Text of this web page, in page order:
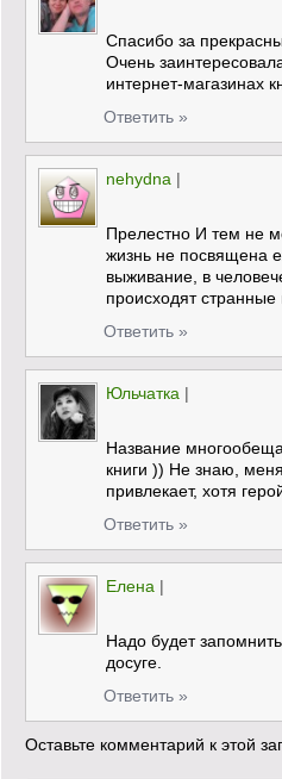
Спасибо за
Очень
интернет-магазинах
Ответить »
nehydna |
Прелестно И тем не
жизнь не посвящена
выживание, в
происходят
Ответить »
Юльчатка |
Название
книги )) Не знаю,
привлекает, хотя
Ответить »
Елена |
Надо будет
досуге.
Ответить »
Оставьте комментарий к этой